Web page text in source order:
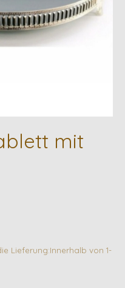
mit
ist
Lieferung:Innerhalb von 1-